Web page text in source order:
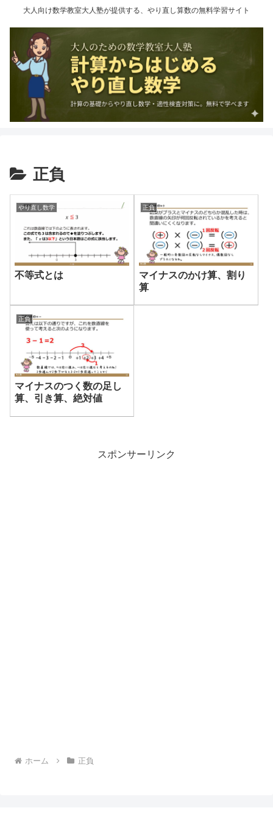
大人向け数学教室大人塾が提供する、やり直し算数の無料学習サイト
正負
やり直し数学
不等式とは
正負
マイナスのかけ算、割り
算
正負
マイナスのつく数の足し
算、引き算、絶対値
スポンサーリンク
ホーム 正負